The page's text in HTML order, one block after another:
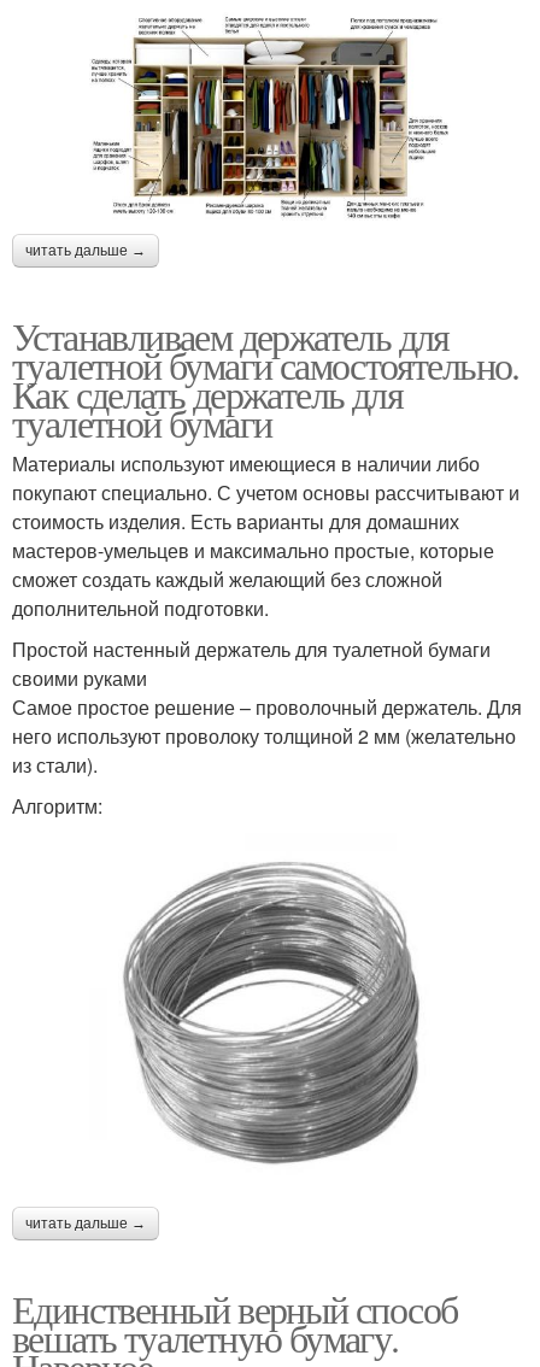
читать дальше →
Устанавливаем держатель для
туалетной бумаги самостоятельно.
Как сделать держатель для
туалетной бумаги
Материалы используют имеющиеся в наличии либо
покупают специально. С учетом основы рассчитывают и
стоимость изделия. Есть варианты для домашних
мастеров-умельцев и максимально простые, которые
сможет создать каждый желающий без сложной
дополнительной подготовки.
Простой настенный держатель для туалетной бумаги
своими руками
Самое простое решение – проволочный держатель. Для
него используют проволоку толщиной 2 мм (желательно
из стали).
Алгоритм:
читать дальше →
Единственный верный способ
вешать туалетную бумагу.